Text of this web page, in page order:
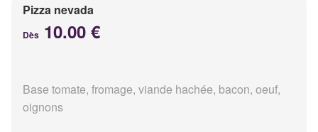
Pizza nevada
Dès 10.00 €
Base tomate, fromage, viande hachée, bacon, oeuf,
oignons